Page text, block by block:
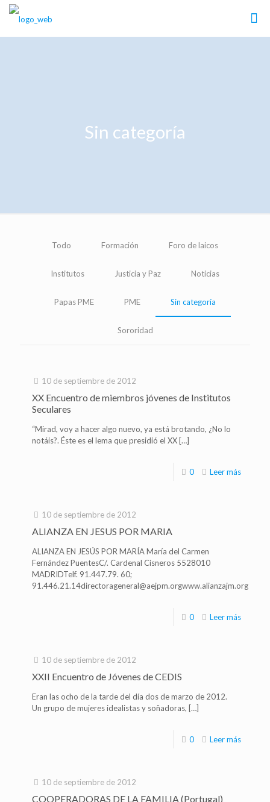
Sin categoría
Todo Formación Foro de laicos
Institutos Justicia y Paz Noticias
Papas PME PME Sin categoría
Sororidad
10 de septiembre de 2012
XX Encuentro de miembros jóvenes de Institutos
Seculares
“Mirad, voy a hacer algo nuevo, ya está brotando, ¿No lo
notáis?. Éste es el lema que presidió el XX […]
0 Leer más
10 de septiembre de 2012
ALIANZA EN JESUS POR MARIA
ALIANZA EN JESÚS POR MARÍA María del Carmen
Fernández PuentesC/. Cardenal Cisneros 5528010
MADRIDTelf. 91.447.79. 60;
91.446.21.14directorageneral@aejpm.orgwww.alianzajm.org
0 Leer más
10 de septiembre de 2012
XXII Encuentro de Jóvenes de CEDIS
Eran las ocho de la tarde del día dos de marzo de 2012.
Un grupo de mujeres idealistas y soñadoras, […]
0 Leer más
10 de septiembre de 2012
COOPERADORAS DE LA FAMILIA (Portugal)